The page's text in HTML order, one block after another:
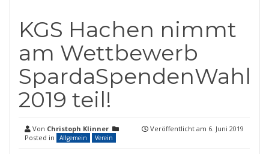
KGS Hachen nimmt
am Wettbewerb
SpardaSpendenWahl
2019 teil!
Von Christoph Klinner
Posted in
Allgemein Verein
Veröffentlicht am 6. Juni 2019